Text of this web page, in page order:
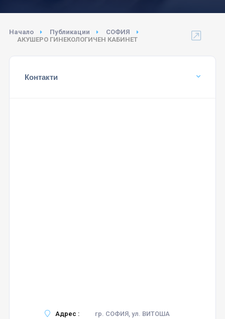
Начало Публикации
СОФИЯ
АКУШЕРО ГИНЕКОЛОГИЧЕН КАБИНЕТ
Контакти
Адрес : гр. СОФИЯ, ул. ВИТОША